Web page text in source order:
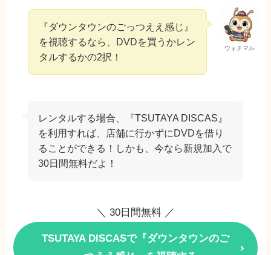
ウォチマル
『ダウンタウンのごっつええ感じ』
を視聴するなら、DVDを買うかレン
タルするかの2択！
レンタルする場合、『TSUTAYA DISCAS』
を利用すれば、店舗に行かずにDVDを借り
ることができる！しかも、今なら新規加入で
30日間無料だよ！
＼ 30日間無料 ／
TSUTAYA DISCASで『ダウンタウンのご